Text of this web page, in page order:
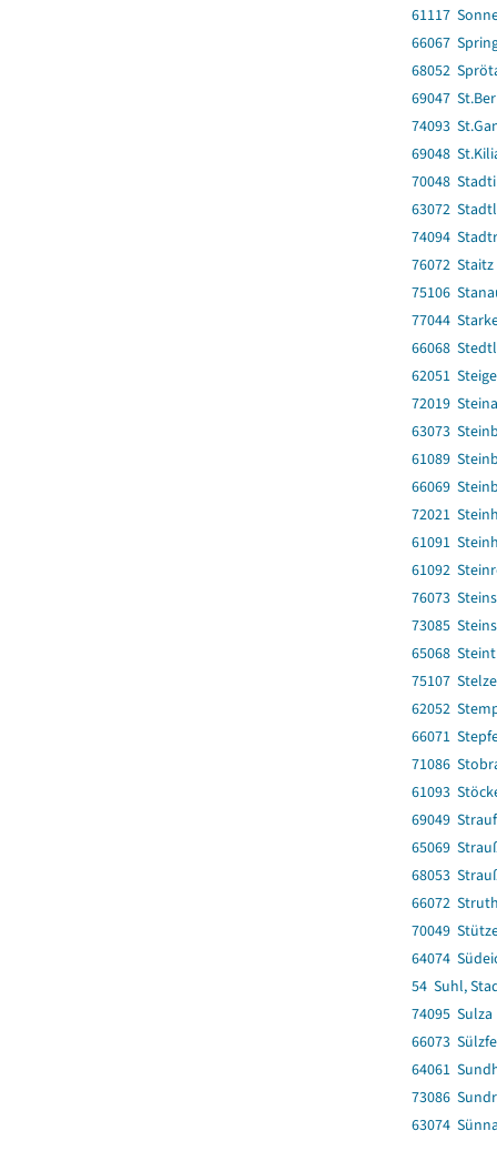
61117
66067
68052
69047
74093
69048
70048
63072
74094
76072 Staitz
75106
77044
66068
62051
72019
63073
61089
66069
72021
61091
61092
76073
73085
65068
75107
62052
66071
71086
61093
69049
65069
68053
66072
70049
64074
54 Suhl,
74095 Sulza
66073
64061
73086
63074